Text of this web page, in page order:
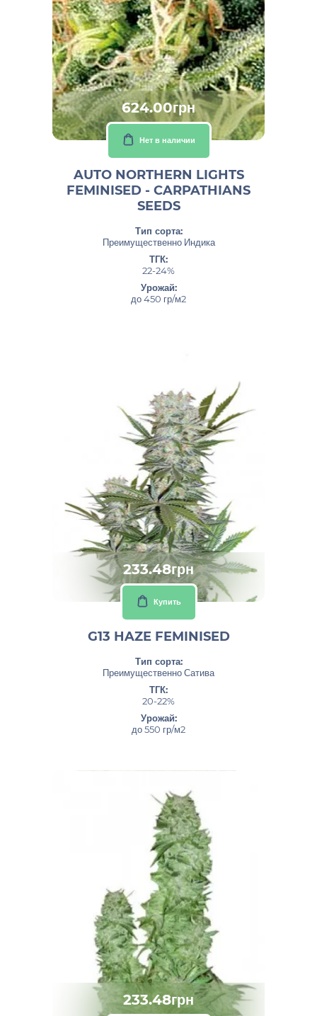
624.00грн
Нет в наличии
AUTO NORTHERN LIGHTS
FEMINISED - CARPATHIANS
SEEDS
Тип сорта:
Преимущественно Индика
ТГК:
22-24%
Урожай:
до 450 гр/м2
233.48грн
Купить
G13 HAZE FEMINISED
Тип сорта:
Преимущественно Сатива
ТГК:
20-22%
Урожай:
до 550 гр/м2
233.48грн